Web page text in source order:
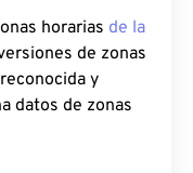
horarias de la
de zonas
y
datos de zonas